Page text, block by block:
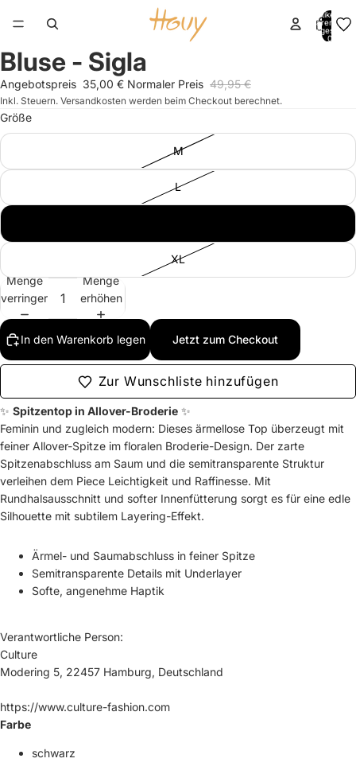
Artikel im
Warenkorb
insgesamt:
0
Bild
im
Vollbildmodus
öffnen
Bild
im
Vollbildmodus
öffnen
Bild
im
Vollbildmodus
öffnen
Bild
im
Vollbildmodus
öffnen
Bild
im
Vollbildmodus
öffnen
Bild
im
Vollbildmodus
öffnen
Bluse - Sigla
Angebotspreis 35,00 € Normaler Preis 49,95 €
Inkl. Steuern. Versandkosten werden beim Checkout berechnet.
Größe
M
L
XL
Menge
verringern
Menge
erhöhen
In den Warenkorb legen Jetzt zum Checkout
Zur Wunschliste hinzufügen
✨ Spitzentop in Allover-Broderie ✨
Feminin und zugleich modern: Dieses ärmellose Top überzeugt mit
feiner Allover-Spitze im floralen Broderie-Design. Der zarte
Spitzenabschluss am Saum und die semitransparente Struktur
verleihen dem Piece Leichtigkeit und Raffinesse. Mit
Rundhalsausschnitt und softer Innenfütterung sorgt es für eine edle
Silhouette mit subtilem Layering-Effekt.
Ärmel- und Saumabschluss in feiner Spitze
Semitransparente Details mit Underlayer
Softe, angenehme Haptik
Verantwortliche Person:
Culture
Modering 5, 22457 Hamburg, Deutschland
https://www.culture-fashion.com
Farbe
schwarz